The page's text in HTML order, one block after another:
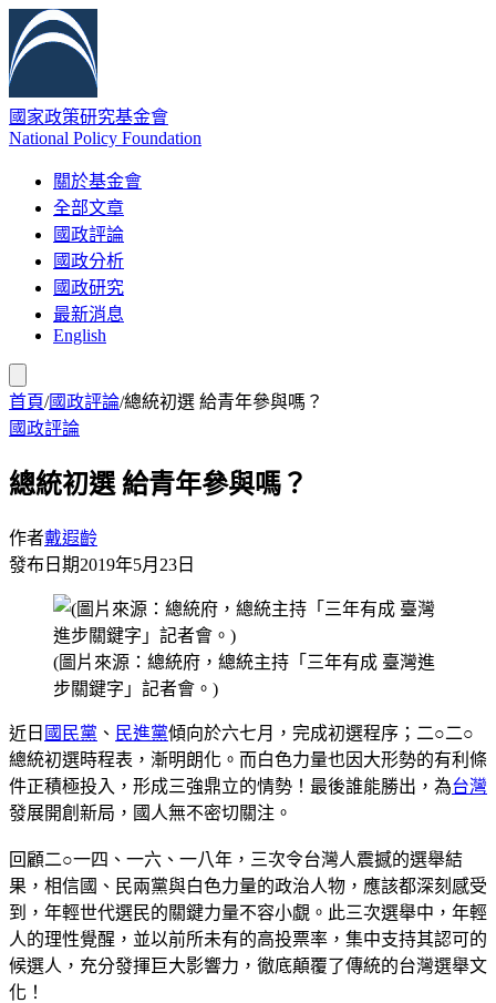
國家政策研究基金會
National Policy Foundation
關於基金會
全部文章
國政評論
國政分析
國政研究
最新消息
English
首頁/國政評論/總統初選 給青年參與嗎？
國政評論
總統初選 給青年參與嗎？
作者戴遐齡
發布日期2019年5月23日
(圖片來源：總統府，總統主持「三年有成 臺灣進
步關鍵字」記者會。)
近日 國民黨 、 民進黨傾向於六七月，完成初選程序；二○二○
總統初選時程表，漸明朗化。而白色力量也因大形勢的有利條
件正積極投入，形成三強鼎立的情勢！最後誰能勝出，為台灣
發展開創新局，國人無不密切關注。
回顧二○一四、一六、一八年，三次令台灣人震撼的選舉結
果，相信國、民兩黨與白色力量的政治人物，應該都深刻感受
到，年輕世代選民的關鍵力量不容小覷。此三次選舉中，年輕
人的理性覺醒，並以前所未有的高投票率，集中支持其認可的
候選人，充分發揮巨大影響力，徹底顛覆了傳統的台灣選舉文
化！